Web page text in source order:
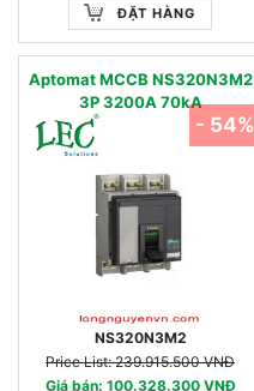
ĐẶT HÀNG
Aptomat MCCB NS320N3M2
3P 3200A 70kA
NS320N3M2
Price List: 239.915.500 VNĐ
Giá bán: 100.328.300 VNĐ
- 54%